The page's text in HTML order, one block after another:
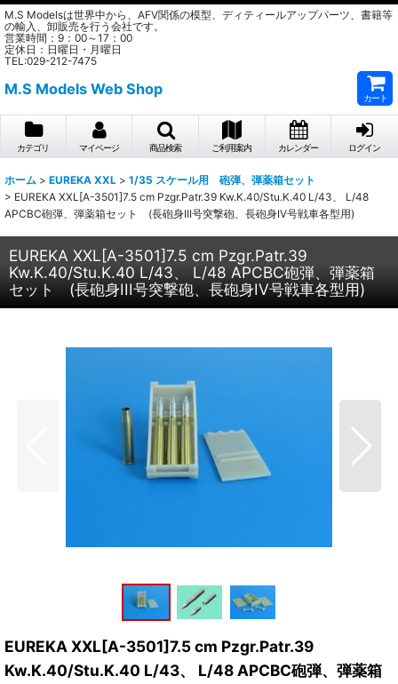
M.S Modelsは世界中から、AFV関係の模型、ディティールアップパーツ、書籍等
の輸入、卸販売を行う会社です。
営業時間：9：00～17：00
定休日：日曜日・月曜日
TEL:029-212-7475
M.S Models Web Shop
カート
カテゴリ マイページ 商品検索 ご利用案内 カレンダー ログイン
ホーム > EUREKA XXL > 1/35 スケール用 砲弾、弾薬箱セット
> EUREKA XXL[A-3501]7.5 cm Pzgr.Patr.39 Kw.K.40/Stu.K.40 L/43、 L/48
APCBC砲弾、弾薬箱セット (長砲身III号突撃砲、長砲身IV号戦車各型用)
EUREKA XXL[A-3501]7.5 cm Pzgr.Patr.39
Kw.K.40/Stu.K.40 L/43、 L/48 APCBC砲弾、弾薬箱
セット (長砲身III号突撃砲、長砲身IV号戦車各型用)
EUREKA XXL[A-3501]7.5 cm Pzgr.Patr.39
Kw.K.40/Stu.K.40 L/43、 L/48 APCBC砲弾、弾薬箱